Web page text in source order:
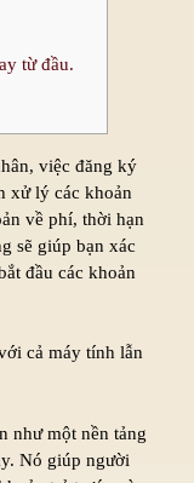
từ đầu.
việc đăng ký
xử lý các khoản
về phí, thời hạn
sẽ giúp bạn xác
đầu các khoản
cả máy tính lẫn
như một nền tảng
Nó giúp người